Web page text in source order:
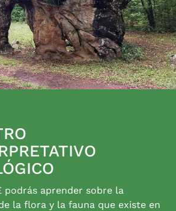
podrás aprender sobre la
la flora y la fauna que existe en